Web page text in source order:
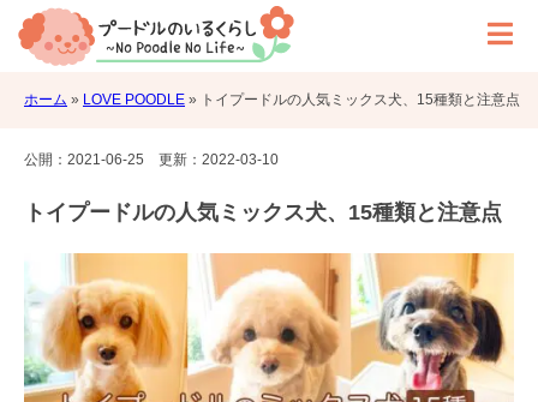
ホーム » LOVE POODLE » トイプードルの人気ミックス犬、15種類と注意点
公開： 2021-06-25 更新： 2022-03-10
トイプードルの人気ミックス犬、15種類と注意点